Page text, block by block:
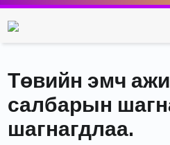
Төвийн эмч
салбарын
шагнагдлаа.